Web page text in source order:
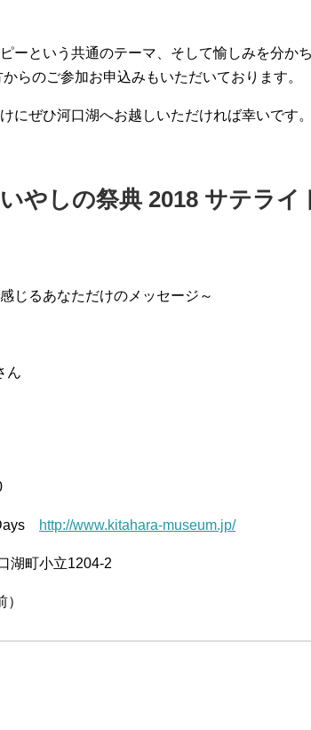
ーという共通のテーマ、そして愉しみを分か
らのご参加お申込みもいただいております。
にぜひ河口湖へお越しいただければ幸いです。
やしの祭典 2018 サテライ
じるあなただけのメッセージ～
ん
http://www.kitahara-museum.jp/
湖町小立1204-2